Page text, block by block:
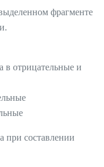
фрагменте
в отрицательные и
при составлении